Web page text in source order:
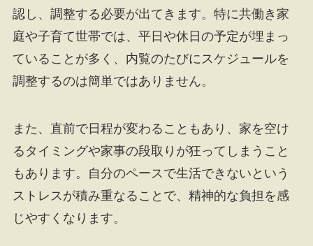
認し、調整する必要が出てきます。特に共働き家
庭や子育て世帯では、平日や休日の予定が埋まっ
ていることが多く、内覧のたびにスケジュールを
調整するのは簡単ではありません。
また、直前で日程が変わることもあり、家を空け
るタイミングや家事の段取りが狂ってしまうこと
もあります。自分のペースで生活できないという
ストレスが積み重なることで、精神的な負担を感
じやすくなります。